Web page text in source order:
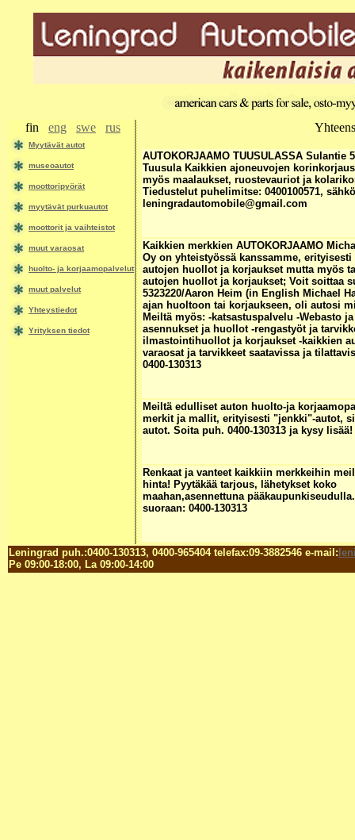
fin eng swe rus
Myytävät autot
museoautot
moottoripyörät
myytävät purkuautot
moottorit ja vaihteistot
muut varaosat
huolto- ja korjaamopalvelut
muut palvelut
Yhteystiedot
Yrityksen tiedot
AUTOKORJAAMO TUUSULASSA Sulantie
Tuusula Kaikkien ajoneuvojen
myös maalaukset, ruostevauriot ja
Tiedustelut puhelimitse: 0400100571,
leningradautomobile@gmail.com
Kaikkien merkkien AUTOKORJAAMO
Oy on yhteistyössä kanssamme, erityisesti
autojen huollot ja korjaukset mutta myös
autojen huollot ja korjaukset; Voit soittaa
5323220/Aaron Heim (in English Michael
ajan huoltoon tai korjaukseen, oli autosi
Meiltä myös: -katsastuspalvelu -Webasto
asennukset ja huollot -rengastyöt ja
ilmastointihuollot ja korjaukset -kaikkien
varaosat ja tarvikkeet saatavissa ja
0400-130313
Meiltä edulliset auton huolto-ja
merkit ja mallit, erityisesti "jenkki"-autot,
autot. Soita puh. 0400-130313 ja kysy lisää!
Renkaat ja vanteet kaikkiin merkkeihin
hinta! Pyytäkää tarjous, lähetykset koko
maahan,asennettuna
suoraan: 0400-130313
Leningrad puh.:0400-130313, 0400-965404 telefax:09-3882546 e-mail:
Pe 09:00-18:00, La 09:00-14:00